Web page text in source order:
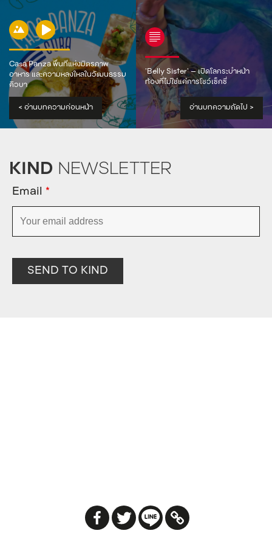
Casa Panza พื้นที่แห่งมิตรภาพ
อาหาร และความหลงใหลในวัฒนธรรม
คิวบา
< อ่านบทความก่อนหน้า
‘Belly Sister’ — เปิดโลกระบำหน้า
ท้องที่ไม่ใช่แค่การโชว์เซ็กซี่
อ่านบทความถัดไป >
KIND NEWSLETTER
Email *